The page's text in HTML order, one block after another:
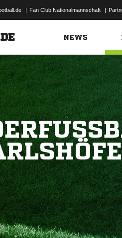
| Fan Club Nationalmannschaft |
NEWS